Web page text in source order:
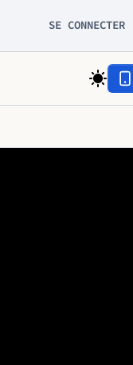
SE CONNECTER